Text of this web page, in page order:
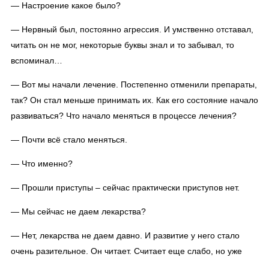
— Настроение какое было?
— Нервный был, постоянно агрессия. И умственно отставал,
читать он не мог, некоторые буквы знал и то забывал, то
вспоминал…
— Вот мы начали лечение. Постепенно отменили препараты,
так? Он стал меньше принимать их. Как его состояние начало
развиваться? Что начало меняться в процессе лечения?
— Почти всё стало меняться.
— Что именно?
— Прошли приступы – сейчас практически приступов нет.
— Мы сейчас не даем лекарства?
— Нет, лекарства не даем давно. И развитие у него стало
очень разительное. Он читает. Считает еще слабо, но уже